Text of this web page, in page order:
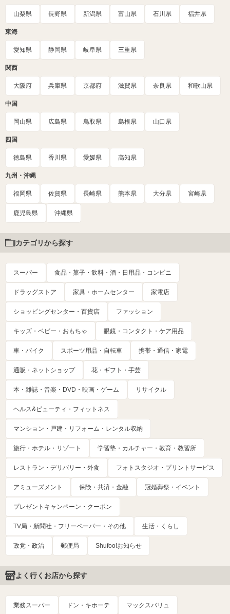
山梨県 長野県 新潟県 富山県 石川県 福井県
東海
愛知県 静岡県 岐阜県 三重県
関西
大阪府 兵庫県 京都府 滋賀県 奈良県 和歌山県
中国
岡山県 広島県 鳥取県 島根県 山口県
四国
徳島県 香川県 愛媛県 高知県
九州・沖縄
福岡県 佐賀県 長崎県 熊本県 大分県 宮崎県
鹿児島県 沖縄県
カテゴリから探す
スーパー 食品・菓子・飲料・酒・日用品・コンビニ
ドラッグストア 家具・ホームセンター 家電店
ショッピングセンター・百貨店 ファッション
キッズ・ベビー・おもちゃ 眼鏡・コンタクト・ケア用品
車・バイク スポーツ用品・自転車 携帯・通信・家電
通販・ネットショップ 花・ギフト・手芸
本・雑誌・音楽・DVD・映画・ゲーム リサイクル
ヘルス&ビューティ・フィットネス
マンション・戸建・リフォーム・レンタル収納
旅行・ホテル・リゾート 学習塾・カルチャー・教育・教習所
レストラン・デリバリー・外食 フォトスタジオ・プリントサービス
アミューズメント 保険・共済・金融 冠婚葬祭・イベント
プレゼントキャンペーン・クーポン
TV局・新聞社・フリーペーパー・その他 生活・くらし
政党・政治 郵便局 Shufoo!お知らせ
よく行くお店から探す
業務スーパー ドン・キホーテ マックスバリュ